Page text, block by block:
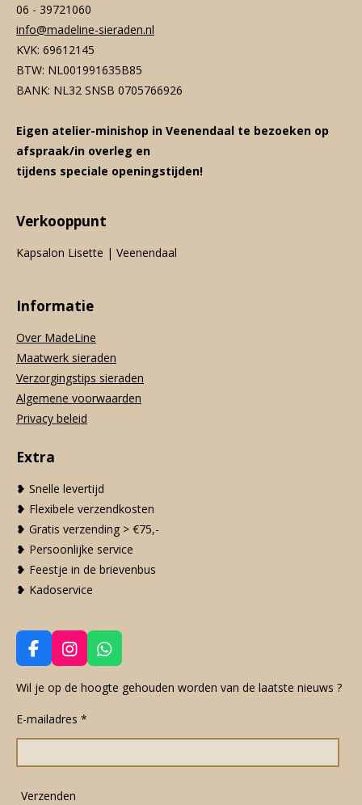
06 - 39721060
info@madeline-sieraden.nl
KVK: 69612145
BTW: NL001991635B85
BANK: NL32 SNSB 0705766926
Eigen atelier-minishop in Veenendaal te bezoeken op
afspraak/in overleg en
tijdens speciale openingstijden!
Verkooppunt
Kapsalon Lisette | Veenendaal
Informatie
Over MadeLine
Maatwerk sieraden
Verzorgingstips sieraden
Algemene voorwaarden
Privacy beleid
Extra
❥ Snelle levertijd
❥ Flexibele verzendkosten
❥ Gratis verzending > €75,-
❥ Persoonlijke service
❥ Feestje in de brievenbus
❥ Kadoservice
F
a
c
b
o
I
n
s
a
g
m
W
h
a
A
Wil je op de hoogte gehouden worden van de laatste nieuws ?
E-mailadres *
Verzenden